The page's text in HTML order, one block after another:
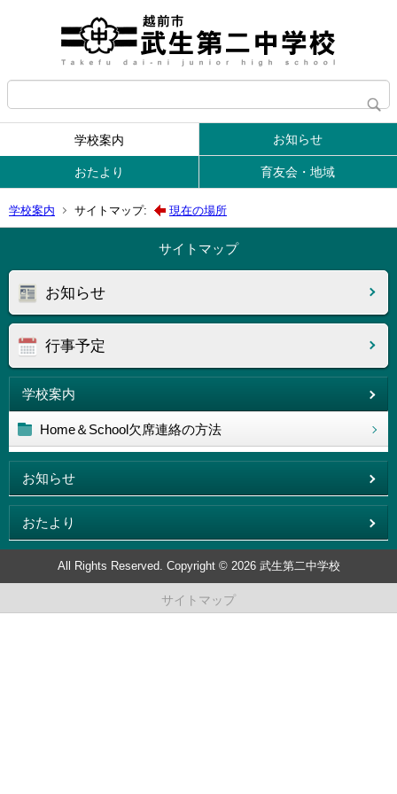
学校案内 お知らせ
おたより 育友会・地域
学校案内 サイトマップ: 現在の場所
サイトマップ
お知らせ
行事予定
学校案内
Home＆School欠席連絡の方法
お知らせ
おたより
All Rights Reserved. Copyright © 2026 武生第二中学校
サイトマップ